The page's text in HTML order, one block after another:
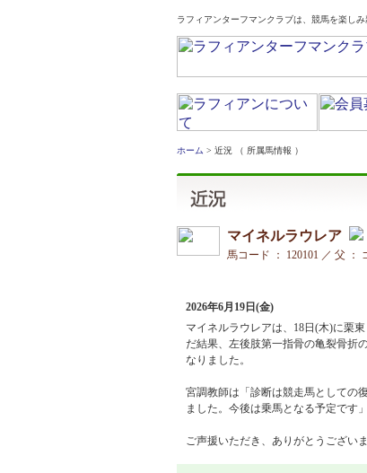
ラフィアンターフマンクラブは、競馬を楽し
ホーム > 近況 （ 所属馬情報 ）
マイネルラウレア
馬コード ： 120101 ／ 父 ：
2026年6月19日(金)
マイネルラウレアは、18日(木)に栗
だ結果、左後肢第一指骨の亀裂骨折
なりました。
宮調教師は「診断は競走馬としての
ました。今後は乗馬となる予定です
ご声援いただき、ありがとうございま